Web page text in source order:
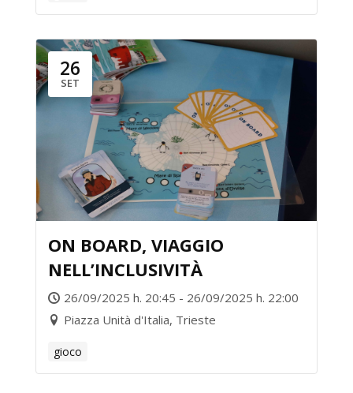
26
SET
ON BOARD, VIAGGIO
NELL’INCLUSIVITÀ
26/09/2025 h. 20:45 - 26/09/2025 h. 22:00
Piazza Unità d'Italia, Trieste
gioco